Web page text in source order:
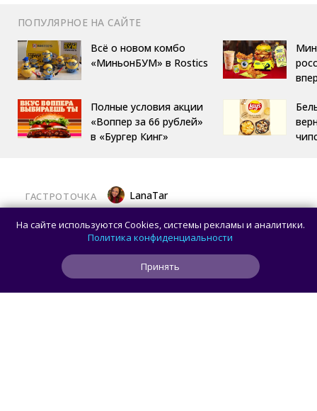
ПОПУЛЯРНОЕ НА САЙТЕ
Всё о новом комбо
«МиньонБУМ» в Rostics
Полные условия акции
«Воппер за 66 рублей»
в «Бургер Кинг»
ГАСТРОТОЧКА LanaTar
Хочешь тропический мист для тела?
Делай заказ в OMG Coffee
На сайте используются Cookies, системы рекламы и аналитики.
Политика конфиденциальности
Принять